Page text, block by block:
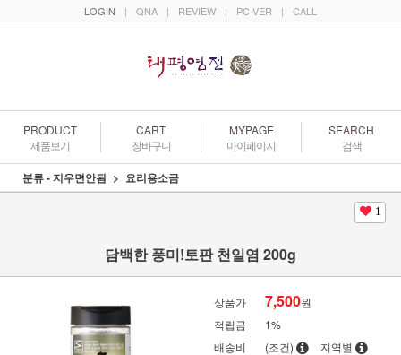
LOGIN | QNA | REVIEW | PC VER | CALL
PRODUCT
제품보기
CART
장바구니
MYPAGE
마이페이지
SEARCH
검색
분류 - 지우면안됨 요리용소금
1
담백한 풍미!토판 천일염 200g
상품가 7,500원
적립금
1%
배송비
(조건) 지역별